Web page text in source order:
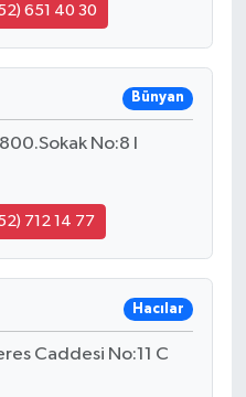
651 40 30
Bünyan
No:8 I
712 14 77
Hacılar
Caddesi No:11 C